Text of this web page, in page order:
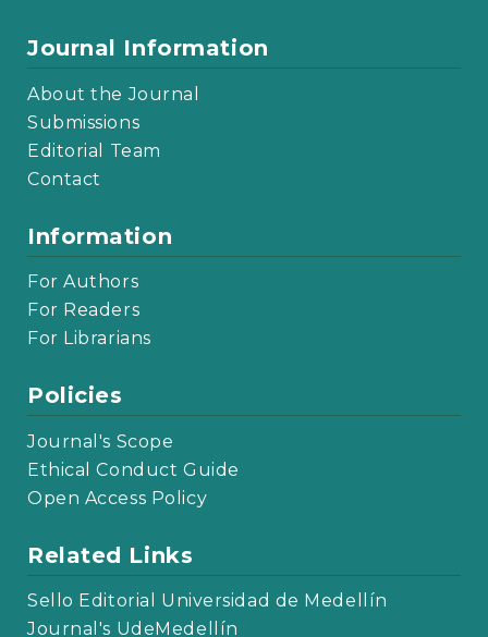
Journal Information
About the Journal
Submissions
Editorial Team
Contact
Information
For Authors
For Readers
For Librarians
Policies
Journal's Scope
Ethical Conduct Guide
Open Access Policy
Related Links
Sello Editorial Universidad de Medellín
Journal's UdeMedellín